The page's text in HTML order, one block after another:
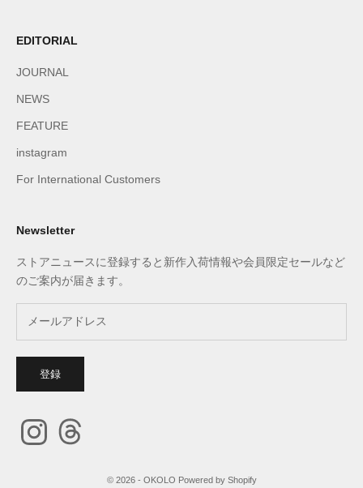
EDITORIAL
JOURNAL
NEWS
FEATURE
instagram
For International Customers
Newsletter
ストアニュースに登録すると新作入荷情報や会員限定セールなど
のご案内が届きます。
登録
© 2026 - OKOLO Powered by Shopify